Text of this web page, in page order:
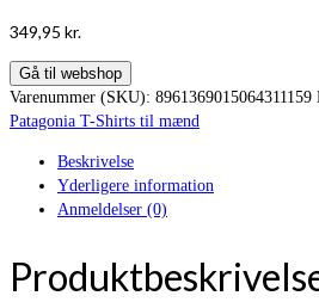
349,95 kr.
Gå til webshop
Varenummer (SKU): 8961369015064311159
Patagonia T-Shirts til mænd
Beskrivelse
Yderligere information
Anmeldelser (0)